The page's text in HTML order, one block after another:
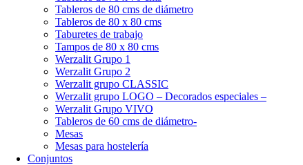
Tableros de 80 cms de diámetro
Tableros de 80 x 80 cms
Taburetes de trabajo
Tampos de 80 x 80 cms
Werzalit Grupo 1
Werzalit Grupo 2
Werzalit grupo CLASSIC
Werzalit grupo LOGO – Decorados especiales –
Werzalit Grupo VIVO
Tableros de 60 cms de diámetro-
Mesas
Mesas para hostelería
Conjuntos